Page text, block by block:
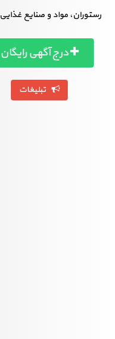
رستوران، مواد و صنایع غذایی
درج آگهی رایگان
تبلیغات